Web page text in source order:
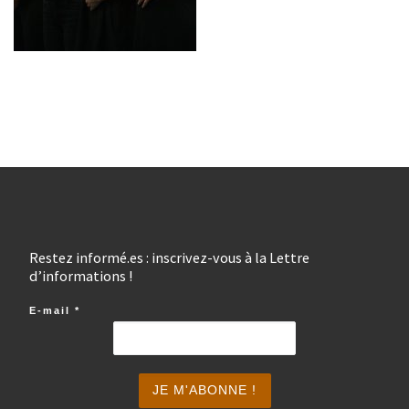
Restez informé.es : inscrivez-vous à la Lettre
d’informations !
E-mail *